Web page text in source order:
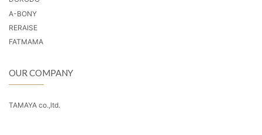
A-BONY
RERAISE
FATMAMA
OUR COMPANY
TAMAYA co.,ltd.